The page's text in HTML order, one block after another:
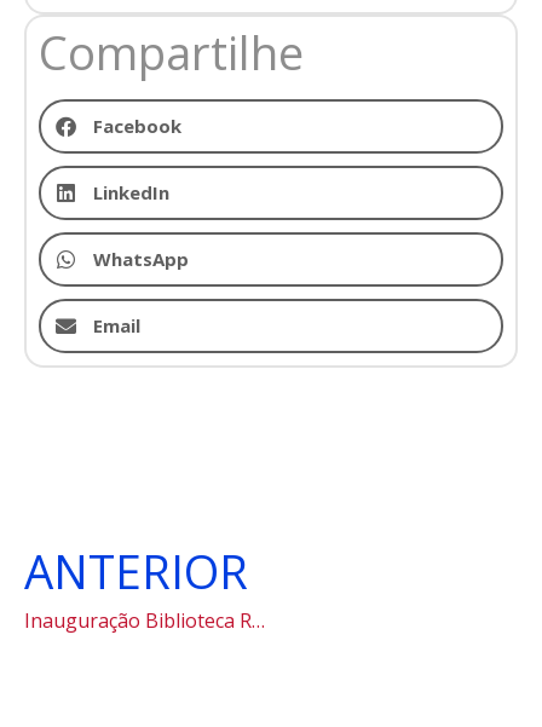
Compartilhe
Facebook
LinkedIn
WhatsApp
Email
ANTERIOR
Inauguração Biblioteca Ramos de Azevedo